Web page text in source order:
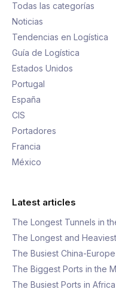
Todas las categorías
Noticias
Tendencias en Logística
Guía de Logística
Estados Unidos
Portugal
España
CIS
Portadores
Francia
México
Latest articles
The Longest Tunnels in
The Longest and
The Busiest China-
The Biggest Ports in the
The Busiest Ports in